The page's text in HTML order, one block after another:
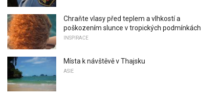
Chraňte vlasy před teplem a vlhkostí a
poškozením slunce v tropických podmínkách
INSPIRACE
Místa k návštěvě v Thajsku
ASIE